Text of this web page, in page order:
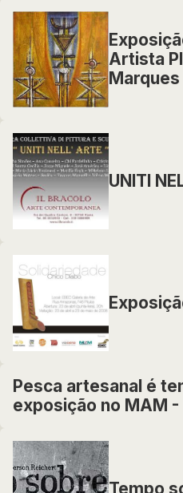
Artista
Marques
UNITI
Pesca artesanal é
exposição no MAM -
Tempo